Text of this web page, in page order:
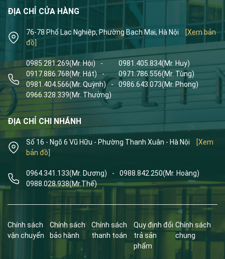
ĐỊA CHỈ CỬA HÀNG
76-78 Phố Lạc Nghiệp, Phường Bạch Mai, Hà Nội
[Xem bản
đồ]
0985.281.269(Mr. Hội) - 0981.405.834(Mr. Huy)
0917.886.768(Mr. Hát) - 0971.786.556(Mr. Tùng)
0981.404.566(Mr. Quỳnh) - 0986.643.073(Mr. Phong)
0966.328.339(Mr. Thưởng)
ĐỊA CHỈ CHI NHÁNH
Số 16 - Ngõ 6 Vũ Hữu - Phường Thanh Xuân - Hà Nội
[Xem
bản đồ]
0964.341.133(Mr. Dương) - 0988.842.250(Mr. Hoàng)
0988.028.938(Mr.Thế)
Chính sách
vận chuyển
Chính sách
bảo hành
Chính sách
thanh toán
Quy định đổi
trả sản
phẩm
Chính sách
chung